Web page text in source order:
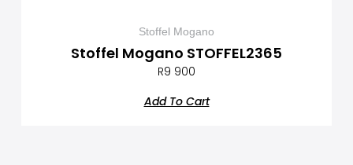
Stoffel Mogano
Stoffel Mogano STOFFEL2365
R9 900
Add To Cart